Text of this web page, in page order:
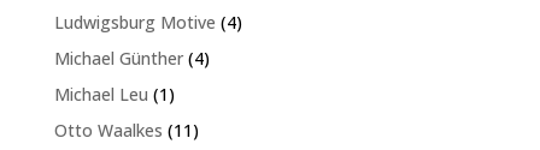
Produkt
Ludwigsburg Motive 44
Michael Günther 44
Michael Leu 11
Produkt
Otto Waalkes 1111